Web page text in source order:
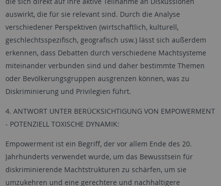
auswirkt, die für sie relevant sind. Durch die Analyse
verschiedener Perspektiven (wirtschaftlich, kulturell,
geschlechtsspezifisch, geografisch usw.) lässt sich außerdem
erkennen, dass Debatten durch verschiedene Machtsysteme
miteinander verbunden sind und daher bestimmte Themen
oder Bevölkerungsgruppen ausgrenzen können, was zu
Diskriminierung und Privilegien führt.
4. ANTWORT UNTER BERÜCKSICHTIGUNG VON EMPOWERMENT
- POTENZIELL TOXISCHE DYNAMIK:
Empowerment ist ein Begriff, der vor allem Ende des 20.
Jahrhunderts verwendet wurde, um das Bewusstsein für
diskriminierende Machtstrukturen zu schärfen, um sie
umzukehren und eine gerechtere und nachhaltigere